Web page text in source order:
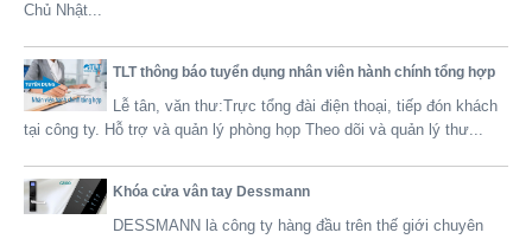
Chủ Nhật...
TLT thông báo tuyển dụng nhân viên hành chính tổng hợp
Lễ tân, văn thư: ​​Trực tổng đài điện thoại, tiếp đón khách
tại công ty. Hỗ trợ và quản lý phòng họp Theo dõi và quản lý thư...
Khóa cửa vân tay Dessmann
DESSMANN là công ty hàng đầu trên thế giới chuyên